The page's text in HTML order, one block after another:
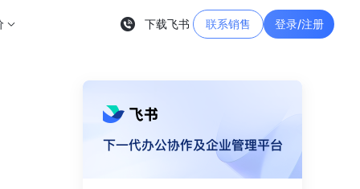
下载飞书 联系销售 登录/注册